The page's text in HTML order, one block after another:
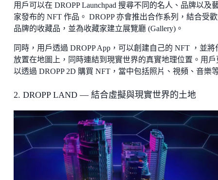
用戶可以在 DROPP Launchpad 搜尋不同的名人、品牌以及
家發布的 NFT 作品。 DROPP 亦會推出合作系列，結合受
品牌的收藏品，並為收藏家建立展覽廳 (Gallery)。
同時，用戶透過 DROPP App，可以創建自己的 NFT ，並將
放置在地圖上，同時連結到現實世界的真實地理位置。用戶
以透過 DROPP 2D 購買 NFT，當中包括照片、視頻、音樂
2. DROPP LAND — 結合虛擬與現實世界的土地